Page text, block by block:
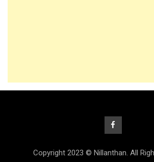
Copyright 2023 © Nillanthan. All